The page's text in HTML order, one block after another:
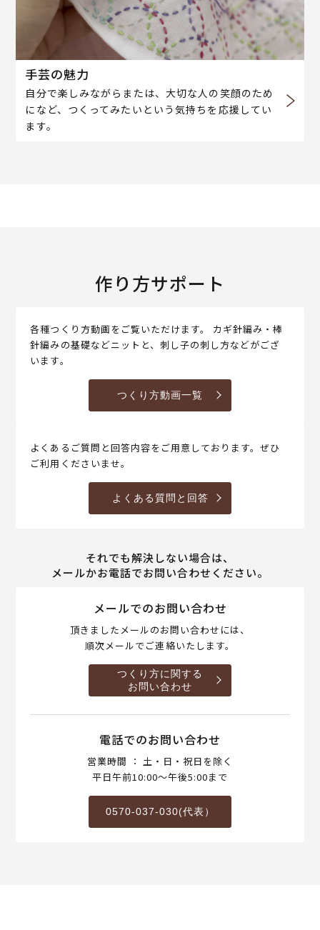
手芸の魅力
自分で楽しみながらまたは、大切な人の笑顔のため
になど、つくってみたいという気持ちを応援してい
ます。
作り方サポート
各種つくり方動画をご覧いただけます。 カギ針編み・棒
針編みの基礎などニットと、刺し子の刺し方などがござ
います。
つくり方動画一覧
よくあるご質問と回答内容をご用意しております。ぜひ
ご利用くださいませ。
よくある質問と回答
それでも解決しない場合は、
メールかお電話でお問い合わせください。
メールでのお問い合わせ
頂きましたメールのお問い合わせには、
順次メールでご連絡いたします。
つくり方に関する
お問い合わせ
電話でのお問い合わせ
営業時間 ： 土・日・祝日を除く
平日午前10:00～午後5:00まで
0570-037-030(代表）